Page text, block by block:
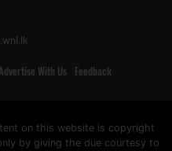
With Us Feedback
on this website is copyright
by giving the due courtesy to